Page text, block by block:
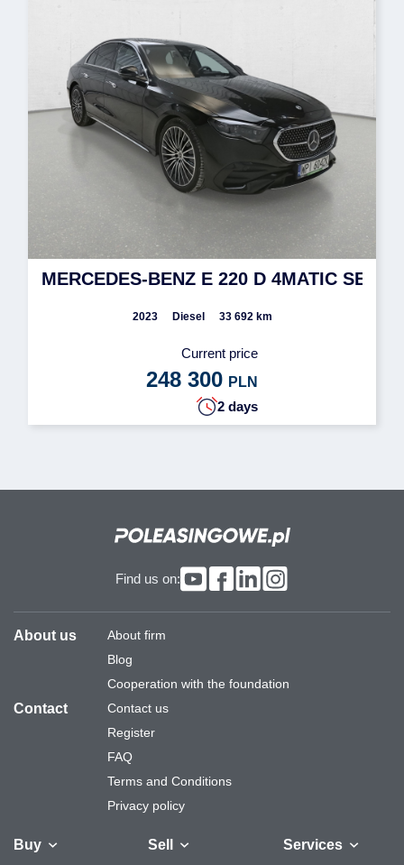
MERCEDES-BENZ E 220 D 4MATIC SEDAN
2023 Diesel 33 692 km
Current price
248 300 PLN
2 days
Find us on:
Buy Sell Services
About us
About firm
Blog
Cooperation with the foundation
Contact
Contact us
Register
FAQ
Terms and Conditions
Privacy policy